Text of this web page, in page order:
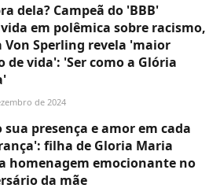
dela? Campeã do 'BBB'
em polêmica sobre racismo,
Von Sperling revela 'maior
de vida': 'Ser como a Glória
de 2024
sua presença e amor em cada
filha de Gloria Maria
homenagem emocionante no
da mãe